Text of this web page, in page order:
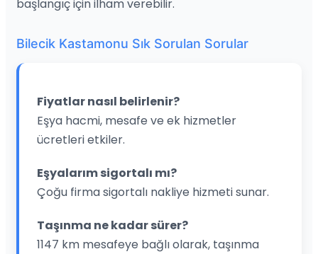
başlangıç için ilham verebilir.
Bilecik Kastamonu Sık Sorulan Sorular
Fiyatlar nasıl belirlenir?
Eşya hacmi, mesafe ve ek hizmetler
ücretleri etkiler.
Eşyalarım sigortalı mı?
Çoğu firma sigortalı nakliye hizmeti sunar.
Taşınma ne kadar sürer?
1147 km mesafeye bağlı olarak, taşınma